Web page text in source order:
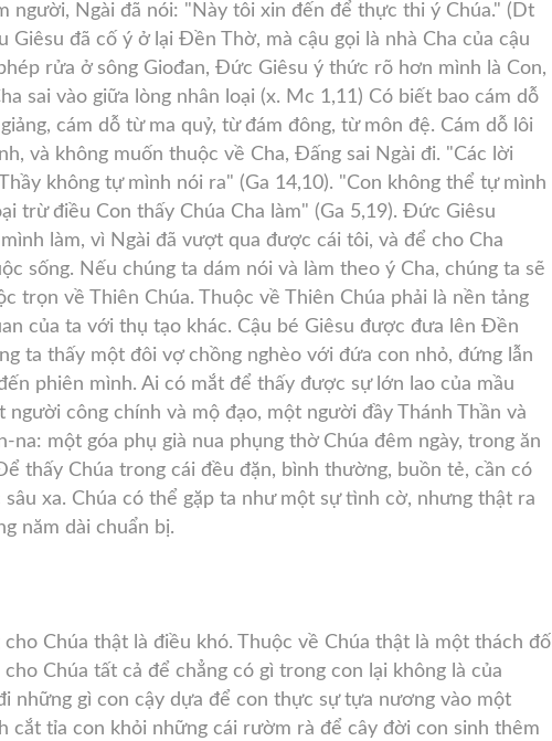
người, Ngài đã nói: "Này tôi xin đến để thực thi ý Chúa." (Dt
Giêsu đã cố ý ở lại Đền Thờ, mà cậu gọi là nhà Cha của cậu
rửa ở sông Giođan, Đức Giêsu ý thức rõ hơn mình là Con,
sai vào giữa lòng nhân loại (x. Mc 1,11) Có biết bao cám dỗ
cám dỗ từ ma quỷ, từ đám đông, từ môn đệ. Cám dỗ lôi
và không muốn thuộc về Cha, Đấng sai Ngài đi. "Các lời
không tự mình nói ra" (Ga 14,10). "Con không thể tự mình
trừ điều Con thấy Chúa Cha làm" (Ga 5,19). Đức Giêsu
làm, vì Ngài đã vượt qua được cái tôi, và để cho Cha
sống. Nếu chúng ta dám nói và làm theo ý Cha, chúng ta sẽ
trọn về Thiên Chúa. Thuộc về Thiên Chúa phải là nền tảng
của ta với thụ tạo khác. Cậu bé Giêsu được đưa lên Đền
ta thấy một đôi vợ chồng nghèo với đứa con nhỏ, đứng lẫn
phiên mình. Ai có mắt để thấy được sự lớn lao của mầu
người công chính và mộ đạo, một người đầy Thánh Thần và
na: một góa phụ già nua phụng thờ Chúa đêm ngày, trong ăn
thấy Chúa trong cái đều đặn, bình thường, buồn tẻ, cần có
xa. Chúa có thể gặp ta như một sự tình cờ, nhưng thật ra
năm dài chuẩn bị.
cho Chúa thật là điều khó. Thuộc về Chúa thật là một thách đố
Chúa tất cả để chẳng có gì trong con lại không là của
những gì con cậy dựa để con thực sự tựa nương vào một
cắt tỉa con khỏi những cái rườm rà để cây đời con sinh thêm